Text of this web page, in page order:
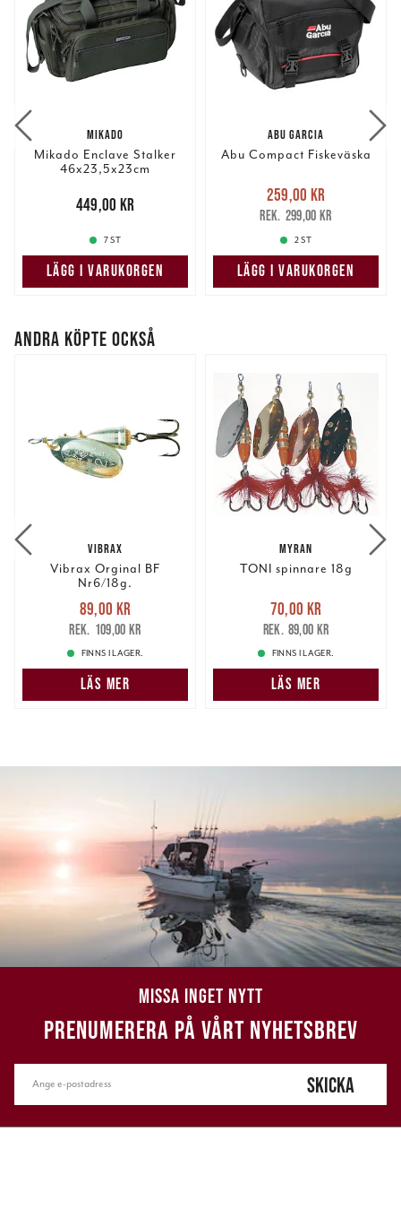
MIKADO
Mikado Enclave Stalker
46x23,5x23cm
449,00 kr
449,00 kr
7 ST
LÄGG I VARUKORGEN
ABU GARCIA
Abu Compact Fiskeväska
Nuvarande pris
259,00 krTidigare pris
299,00 kr
259,00 kr
299,00 kr
2 ST
LÄGG I VARUKORGEN
ANDRA KÖPTE OCKSÅ
VIBRAX
Vibrax Orginal BF
Nr6/18g.
Nuvarande pris
89,00 krTidigare pris
109,00 kr
89,00 kr
109,00 kr
FINNS I LAGER.
LÄS MER
MYRAN
TONI spinnare 18g
Nuvarande pris
70,00 krTidigare pris
89,00 kr
70,00 kr
89,00 kr
FINNS I LAGER.
LÄS MER
MISSA INGET NYTT
PRENUMERERA PÅ VÅRT NYHETSBREV
SKICKA